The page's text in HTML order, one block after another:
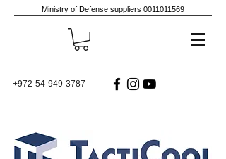
Ministry of Defense suppliers 0011011569
+972-54-949-3787